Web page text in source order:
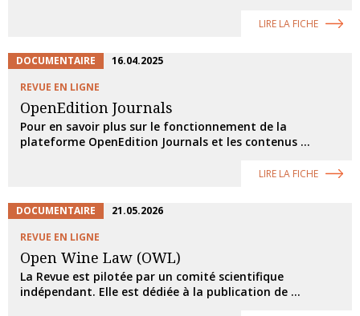
LIRE LA FICHE
DOCUMENTAIRE
16.04.2025
REVUE EN LIGNE
OpenEdition Journals
Pour en savoir plus sur le fonctionnement de la
plateforme OpenEdition Journals et les contenus ...
LIRE LA FICHE
DOCUMENTAIRE
21.05.2026
REVUE EN LIGNE
Open Wine Law (OWL)
La Revue est pilotée par un comité scientifique
indépendant. Elle est dédiée à la publication de ...